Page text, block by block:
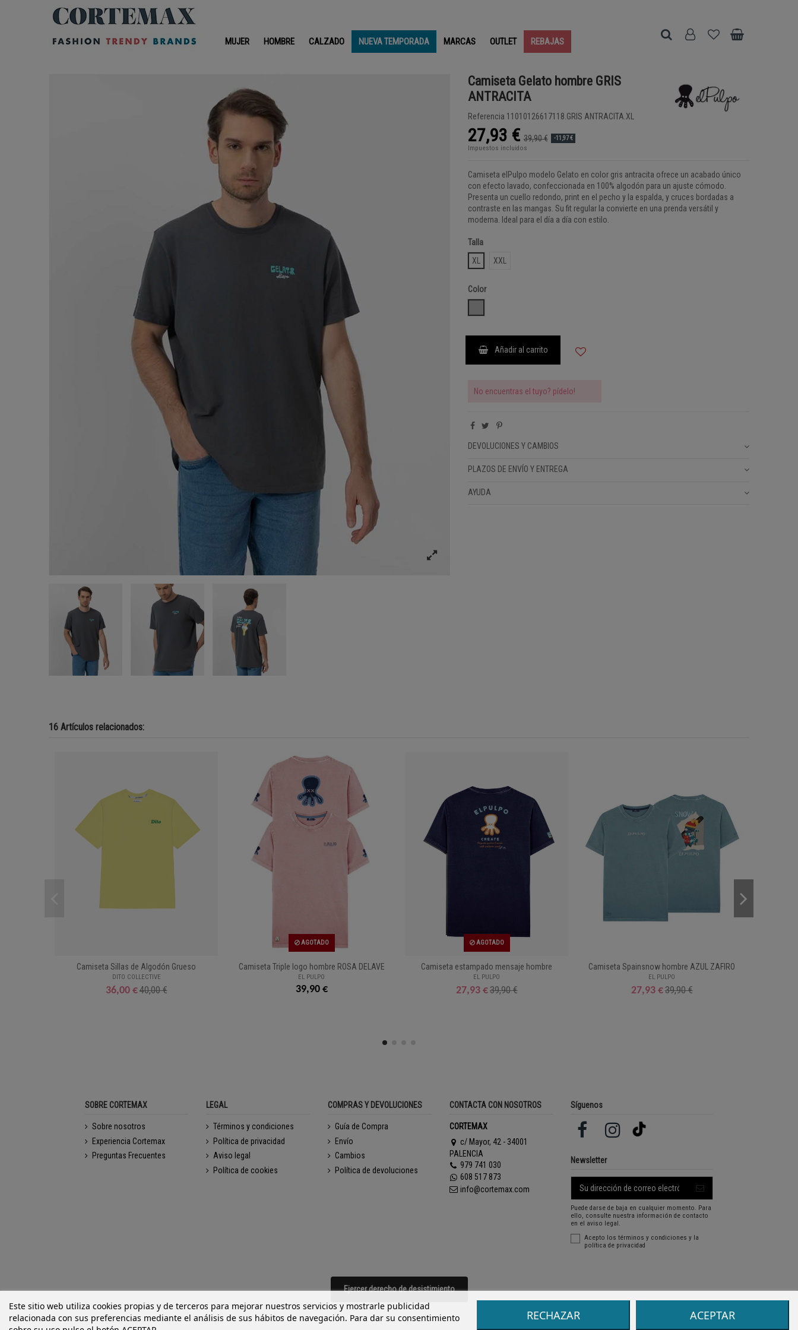
MUJER HOMBRE CALZADO NUEVA TEMPORADA MARCAS OUTLET REBAJAS
Camiseta Gelato hombre GRIS
ANTRACITA
Referencia 11010126617118.GRIS ANTRACITA.XL
27,93 € 39,90 €
-11,97 €
Impuestos incluidos
Camiseta elPulpo modelo Gelato en color gris antracita ofrece un acabado único
con efecto lavado, confeccionada en 100% algodón para un ajuste cómodo.
Presenta un cuello redondo, print en el pecho y la espalda, y cruces bordadas a
contraste en las mangas. Su fit regular la convierte en una prenda versátil y
moderna. Ideal para el día a día con estilo.
Talla
XL
XXL
Color
Añadir al carrito
No encuentras el tuyo? pídelo!
DEVOLUCIONES Y CAMBIOS
PLAZOS DE ENVÍO Y ENTREGA
AYUDA
16 Artículos relacionados:
Camiseta Sillas de Algodón Grueso
DITO COLLECTIVE
36,00 €40,00 €
AGOTADO
Camiseta Triple logo hombre ROSA DELAVE
EL PULPO
39,90 €
AGOTADO
Camiseta estampado mensaje hombre
EL PULPO
27,93 €39,90 €
Camiseta Spainsnow hombre AZUL ZAFIRO
EL PULPO
27,93 €39,90 €
SOBRE CORTEMAX
Sobre nosotros
Experiencia Cortemax
Preguntas Frecuentes
LEGAL
Términos y condiciones
Política de privacidad
Aviso legal
Política de cookies
COMPRAS Y DEVOLUCIONES
Guía de Compra
Envío
Cambios
Política de devoluciones
CONTACTA CON NOSOTROS
CORTEMAX
c/ Mayor, 42 - 34001
PALENCIA
979 741 030
608 517 873
info@cortemax.com
Este sitio web utiliza cookies propias y de terceros para mejorar nuestros servicios y mostrarle publicidad
relacionada con sus preferencias mediante el análisis de sus hábitos de navegación. Para dar su consentimiento
RECHAZAR ACEPTAR
Síguenos
Newsletter
Puede darse de baja en cualquier momento. Para
ello, consulte nuestra información de contacto
en el aviso legal.
Acepto lostérminos y condiciones y la
política de privacidad
Ejercer derecho de desistimiento